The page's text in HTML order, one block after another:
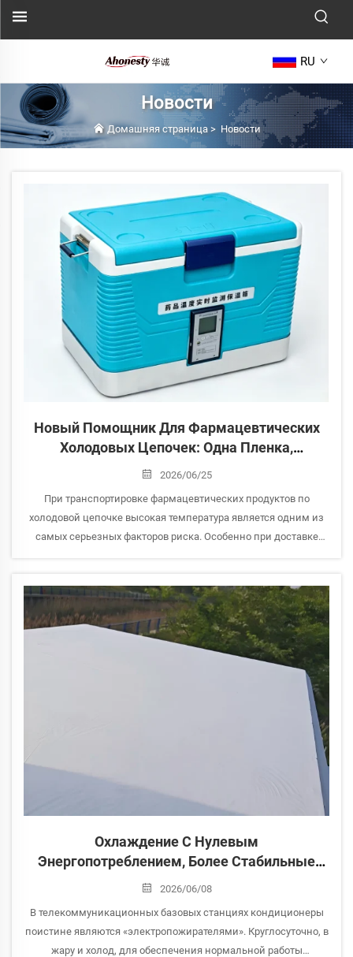
RU
Новости
Домашняя страница> Новости
Новый Помощник Для Фармацевтических
Холодовых Цепочек: Одна Пленка,
Стабильная Температура
2026/06/25
При транспортировке фармацевтических продуктов по
холодовой цепочке высокая температура является одним из
самых серьезных факторов риска. Особенно при доставке
контейнеры — хотя и обеспечивают определенную термо...
Охлаждение С Нулевым
Энергопотреблением, Более Стабильные
Базовые Станции — Кейс China Tower,
2026/06/08
В телекоммуникационных базовых станциях кондиционеры
поистине являются «электропожирателями». Круглосуточно, в
жару и холод, для обеспечения нормальной работы